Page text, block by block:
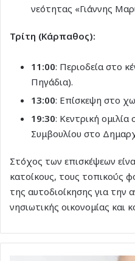
νεότητας «Γιάννης
Τρίτη (Κάρπαθος):
11:00: Περιοδεία στο
Πηγάδια).
13:00: Επίσκεψη στο
19:30: Κεντρική
Συμβουλίου στο
Στόχος των επισκέψεων
κατοίκους, τους τοπικούς
της αυτοδιοίκησης για την
νησιωτικής οικονομίας και